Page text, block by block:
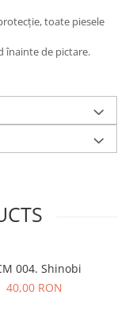
toate piesele
înainte de pictare.
004. Shinobi
40,00 RON